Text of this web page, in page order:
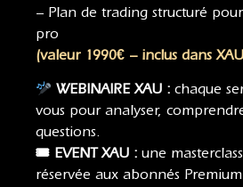
– Plan de trading structuré
pro
(valeur 1990€ – inclus dans
WEBINAIRE XAU : chaque
vous pour analyser,
questions.
🎟 EVENT XAU : une
réservée aux abonnés